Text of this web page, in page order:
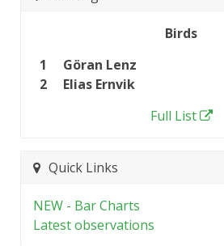
Birds
1
Göran Lenz
2
Elias Ernvik
Full List
Quick Links
NEW - Bar Charts
Latest observations